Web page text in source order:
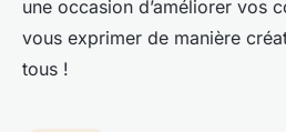
une occasion d’améliorer vos
vous exprimer de manière
tous !